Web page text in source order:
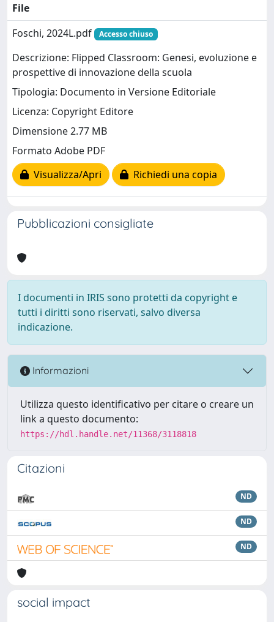
File
Foschi, 2024L.pdf
Accesso chiuso
Descrizione: Flipped Classroom: Genesi, evoluzione e
prospettive di innovazione della scuola
Tipologia: Documento in Versione Editoriale
Licenza: Copyright Editore
Dimensione 2.77 MB
Formato Adobe PDF
Visualizza/Apri
Richiedi una copia
Pubblicazioni consigliate
I documenti in IRIS sono protetti da copyright e
tutti i diritti sono riservati, salvo diversa
indicazione.
Informazioni
Utilizza questo identificativo per citare o creare un
link a questo documento:
https://hdl.handle.net/11368/3118818
Citazioni
ND
ND
ND
social impact